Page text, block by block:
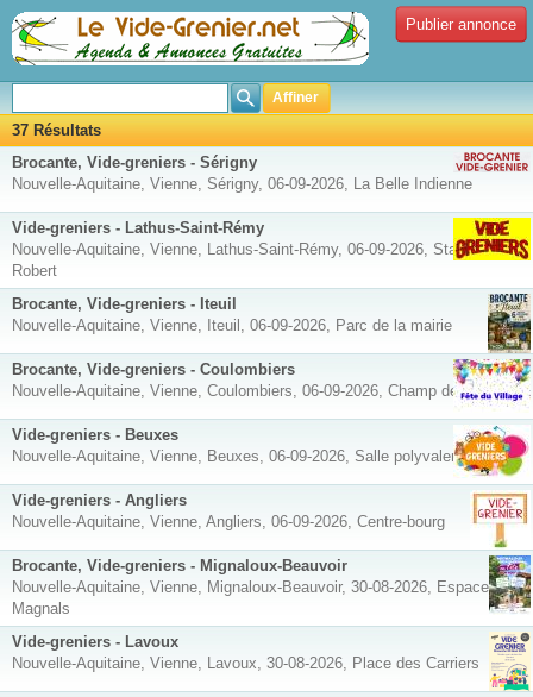
Publier annonce
Affiner
37 Résultats
Brocante, Vide-greniers - Sérigny
Nouvelle-Aquitaine, Vienne, Sérigny, 06-09-2026, La Belle Indienne
Vide-greniers - Lathus-Saint-Rémy
Nouvelle-Aquitaine, Vienne, Lathus-Saint-Rémy, 06-09-2026, Stade Pierre
Robert
Brocante, Vide-greniers - Iteuil
Nouvelle-Aquitaine, Vienne, Iteuil, 06-09-2026, Parc de la mairie
Brocante, Vide-greniers - Coulombiers
Nouvelle-Aquitaine, Vienne, Coulombiers, 06-09-2026, Champ de Foire
Vide-greniers - Beuxes
Nouvelle-Aquitaine, Vienne, Beuxes, 06-09-2026, Salle polyvalente
Vide-greniers - Angliers
Nouvelle-Aquitaine, Vienne, Angliers, 06-09-2026, Centre-bourg
Brocante, Vide-greniers - Mignaloux-Beauvoir
Nouvelle-Aquitaine, Vienne, Mignaloux-Beauvoir, 30-08-2026, Espaces vert
Magnals
Vide-greniers - Lavoux
Nouvelle-Aquitaine, Vienne, Lavoux, 30-08-2026, Place des Carriers